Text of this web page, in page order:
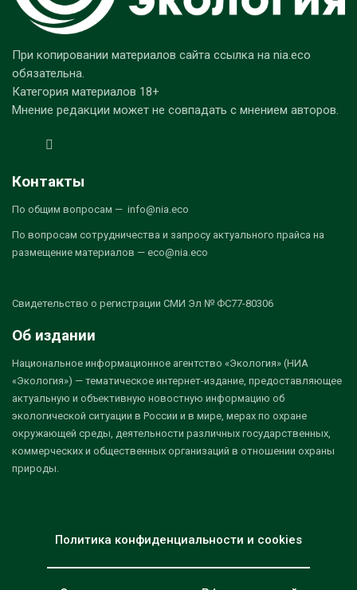
При копировании материалов сайта ссылка на nia.eco
обязательна.
Категория материалов 18+
Мнение редакции может не совпадать с мнением авторов.
Контакты
По общим вопросам — info@nia.eco
По вопросам сотрудничества и запросу актуального прайса на
размещение материалов — eco@nia.eco
Свидетельство о регистрации СМИ Эл № ФС77-80306
Об издании
Национальное информационное агентство «Экология» (НИА
«Экология») — тематическое интернет-издание, предоставляющее
актуальную и объективную новостную информацию об
экологической ситуации в России и в мире, мерах по охране
окружающей среды, деятельности различных государственных,
коммерческих и общественных организаций в отношении охраны
природы.
Политика конфиденциальности и cookies